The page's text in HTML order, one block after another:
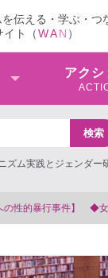
伝える・学ぶ・つ
イト（WAN ）
アクシ
ム実践とジェンダー